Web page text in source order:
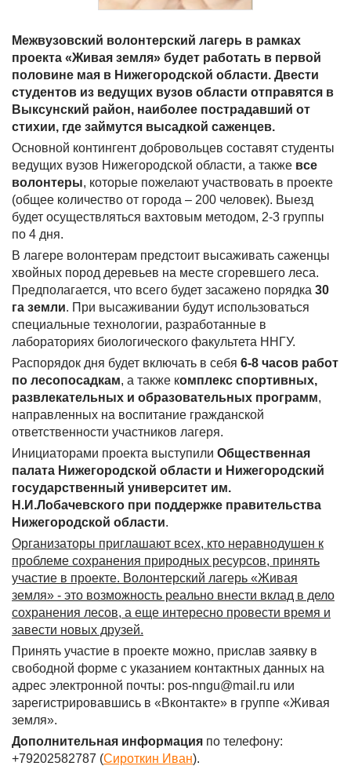
Межвузовский волонтерский лагерь в рамках
проекта «Живая земля» будет работать в первой
половине мая в Нижегородской области. Двести
студентов из ведущих вузов области отправятся в
Выксунский район, наиболее пострадавший от
стихии, где займутся высадкой саженцев.
Основной контингент добровольцев составят студенты
ведущих вузов Нижегородской области, а также все
волонтеры, которые пожелают участвовать в проекте
(общее количество от города – 200 человек). Выезд
будет осуществляться вахтовым методом, 2-3 группы
по 4 дня.
В лагере волонтерам предстоит высаживать саженцы
хвойных пород деревьев на месте сгоревшего леса.
Предполагается, что всего будет засажено порядка 30
га земли. При высаживании будут использоваться
специальные технологии, разработанные в
лабораториях биологического факультета ННГУ.
Распорядок дня будет включать в себя 6-8 часов работ
по лесопосадкам, а также комплекс спортивных,
развлекательных и образовательных программ,
направленных на воспитание гражданской
ответственности участников лагеря.
Инициаторами проекта выступили Общественная
палата Нижегородской области и Нижегородский
государственный университет им.
Н.И.Лобачевского при поддержке правительства
Нижегородской области.
Организаторы приглашают всех, кто неравнодушен к
проблеме сохранения природных ресурсов, принять
участие в проекте. Волонтерский лагерь «Живая
земля» - это возможность реально внести вклад в дело
сохранения лесов, а еще интересно провести время и
завести новых друзей.
Принять участие в проекте можно, прислав заявку в
свободной форме с указанием контактных данных на
адрес электронной почты: pos-nngu@mail.ru или
зарегистрировавшись в «Вконтакте» в группе «Живая
земля».
Дополнительная информация по телефону:
+79202582787 (Сироткин Иван).